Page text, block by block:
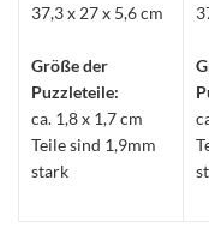
37,3 x 27 x 5,6 cm
Größe der
Puzzleteile:
ca. 1,8 x 1,7 cm
Teile sind 1,9mm
stark